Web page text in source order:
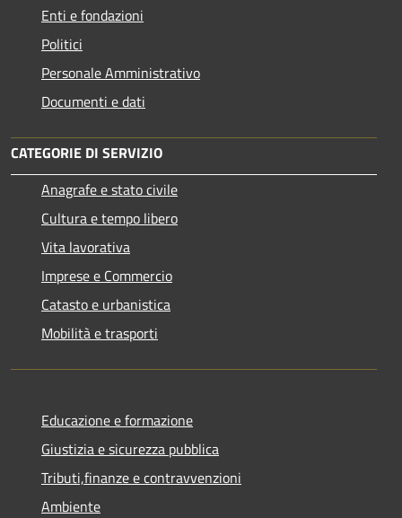
Enti e fondazioni
Politici
Personale Amministrativo
Documenti e dati
CATEGORIE DI SERVIZIO
Anagrafe e stato civile
Cultura e tempo libero
Vita lavorativa
Imprese e Commercio
Catasto e urbanistica
Mobilità e trasporti
Educazione e formazione
Giustizia e sicurezza pubblica
Tributi,finanze e contravvenzioni
Ambiente